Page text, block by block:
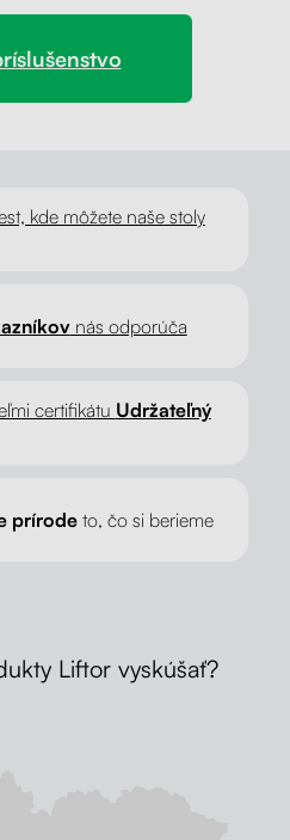
kde môžete naše stoly
nás odporúča
certifikátu Udržateľný
prírodeto, čo si berieme
Liftor vyskúšať?